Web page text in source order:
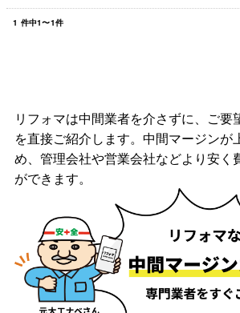
1 件中1〜1件
リフォマは中間業者を介さずに、ご要
を直接ご紹介します。中間マージンが
め、管理会社や営業会社などより安く
ができます。